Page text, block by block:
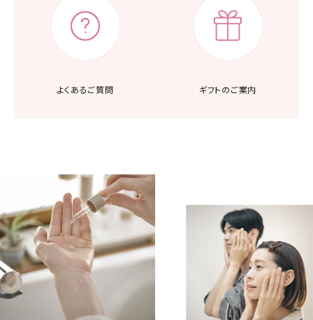
よくあるご質問 ギフトのご案内